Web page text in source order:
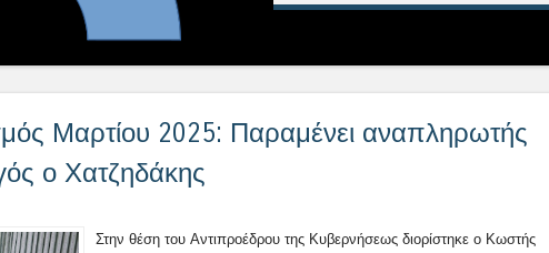
Μαρτίου 2025: Παραμένει αναπληρωτής
ο Χατζηδάκης
Στην θέση του Αντιπροέδρου της Κυβερνήσεως διορίστηκε ο Κωστής